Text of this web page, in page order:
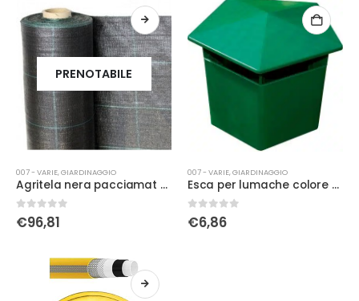
PRENOTABILE
007 - VARIE,GIARDINAGGIO
Agritela nera pacciamat h1.05x100mt
0Su 5
€96,81
007 - VARIE,GIARDINAGGIO
Esca per lumache colore verde
0Su 5
€6,86